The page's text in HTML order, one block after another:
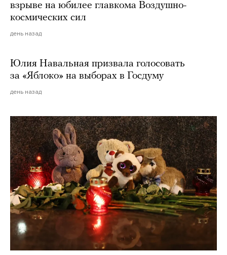
взрыве на юбилее главкома Воздушно-
космических сил
день назад
Юлия Навальная призвала голосовать
за «Яблоко» на выборах в Госдуму
день назад